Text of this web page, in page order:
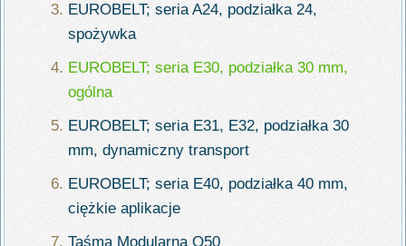
EUROBELT; seria A24, podziałka 24,
spożywka
EUROBELT; seria E30, podziałka 30 mm,
ogólna
EUROBELT; seria E31, E32, podziałka 30
mm, dynamiczny transport
EUROBELT; seria E40, podziałka 40 mm,
ciężkie aplikacje
Taśma Modularna Q50